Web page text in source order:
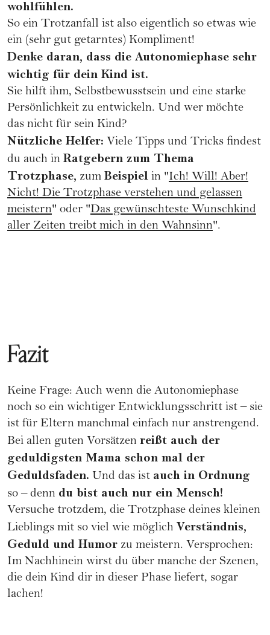
wohlfühlen.
So ein Trotzanfall ist also eigentlich so etwas wie
ein (sehr gut getarntes) Kompliment!
Denke daran, dass die Autonomiephase sehr
wichtig für dein Kind ist.
Sie hilft ihm, Selbstbewusstsein und eine starke
Persönlichkeit zu entwickeln. Und wer möchte
das nicht für sein Kind?
Nützliche Helfer: Viele Tipps und Tricks findest
du auch in Ratgebern zum Thema
Trotzphase, zum Beispiel in "Ich! Will! Aber!
Nicht! Die Trotzphase verstehen und gelassen
meistern" oder "Das gewünschteste Wunschkind
aller Zeiten treibt mich in den Wahnsinn".
Fazit
Keine Frage: Auch wenn die Autonomiephase
noch so ein wichtiger Entwicklungsschritt ist – sie
ist für Eltern manchmal einfach nur anstrengend.
Bei allen guten Vorsätzen reißt auch der
geduldigsten Mama schon mal der
Geduldsfaden. Und das ist auch in Ordnung
so – denn du bist auch nur ein Mensch!
Versuche trotzdem, die Trotzphase deines kleinen
Lieblings mit so viel wie möglich Verständnis,
Geduld und Humor zu meistern. Versprochen:
Im Nachhinein wirst du über manche der Szenen,
die dein Kind dir in dieser Phase liefert, sogar
lachen!